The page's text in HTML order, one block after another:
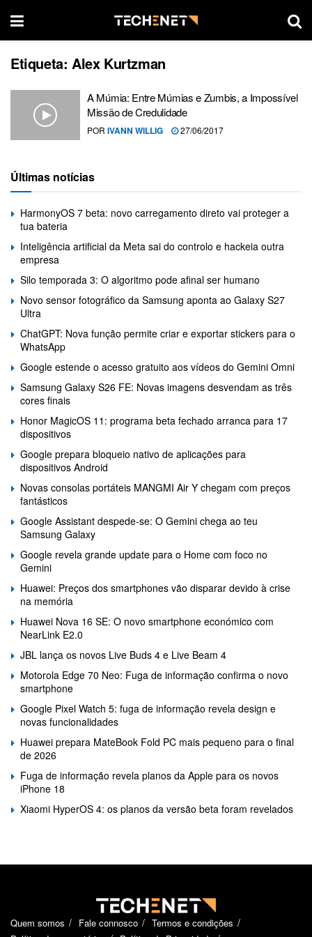
Etiqueta: Alex Kurtzman
A Múmia: Entre Múmias e Zumbis, a Impossível
Missão de Credulidade
POR IVANN WILLIG 27/06/2017
Últimas notícias
HarmonyOS 7 beta: novo carregamento direto vai proteger a
tua bateria
Inteligência artificial da Meta sai do controlo e hackeia outra
empresa
Silo temporada 3: O algoritmo pode afinal ser humano
Novo sensor fotográfico da Samsung aponta ao Galaxy S27
Ultra
ChatGPT: Nova função permite criar e exportar stickers para o
WhatsApp
Google estende o acesso gratuito aos vídeos do Gemini Omni
Samsung Galaxy S26 FE: Novas imagens desvendam as três
cores finais
Honor MagicOS 11: programa beta fechado arranca para 17
dispositivos
Google prepara bloqueio nativo de aplicações para
dispositivos Android
Novas consolas portáteis MANGMI Air Y chegam com preços
fantásticos
Google Assistant despede-se: O Gemini chega ao teu
Samsung Galaxy
Google revela grande update para o Home com foco no
Gemini
Huawei: Preços dos smartphones vão disparar devido à crise
na memória
Huawei Nova 16 SE: O novo smartphone económico com
NearLink E2.0
JBL lança os novos Live Buds 4 e Live Beam 4
Motorola Edge 70 Neo: Fuga de informação confirma o novo
smartphone
Google Pixel Watch 5: fuga de informação revela design e
novas funcionalidades
Huawei prepara MateBook Fold PC mais pequeno para o final
de 2026
Fuga de informação revela planos da Apple para os novos
iPhone 18
Xiaomi HyperOS 4: os planos da versão beta foram revelados
Quem somos Fale connosco
Termos e condições